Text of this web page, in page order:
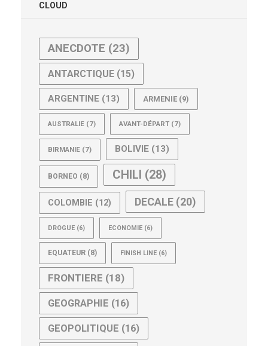
CLOUD
ANECDOTE (23)
ANTARCTIQUE (15)
ARGENTINE (13) ARMENIE (9)
AUSTRALIE (7) AVANT-DÉPART (7)
BIRMANIE (7) BOLIVIE (13)
BORNEO (8) CHILI (28)
COLOMBIE (12) DECALE (20)
DROGUE (6) ECONOMIE (6)
EQUATEUR (8) FINISH LINE (6)
FRONTIERE (18)
GEOGRAPHIE (16)
GEOPOLITIQUE (16)